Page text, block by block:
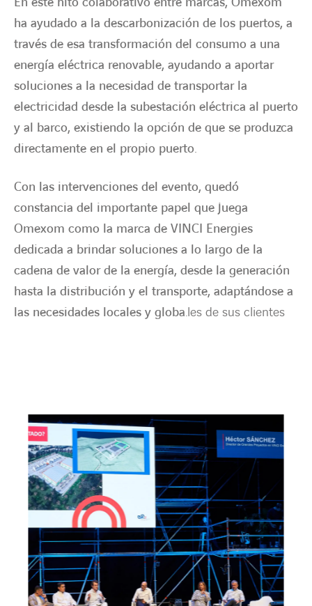
ha ayudado a la descarbonización de los puertos, a
través de esa transformación del consumo a una
energía eléctrica renovable, ayudando a aportar
soluciones a la necesidad de transportar la
electricidad desde la subestación eléctrica al puerto
y al barco, existiendo la opción de que se produzca
directamente en el propio puerto.
Con las intervenciones del evento, quedó
constancia del importante papel que juega
Omexom como la marca de VINCI Energies
dedicada a brindar soluciones a lo largo de la
cadena de valor de la energía, desde la generación
hasta la distribución y el transporte, adaptándose a
las necesidades locales y globa.les de sus clientes